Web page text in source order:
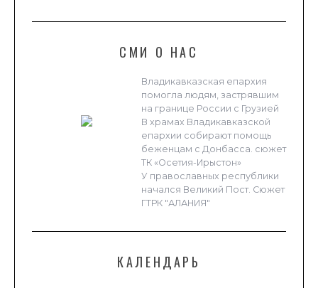
СМИ О НАС
Владикавказская епархия
помогла людям, застрявшим
на границе России с Грузией
В храмах Владикавказской
епархии собирают помощь
беженцам с Донбасса. сюжет
ТК «Осетия-Ирыстон»
У православных республики
начался Великий Пост. Сюжет
ГТРК "АЛАНИЯ"
КАЛЕНДАРЬ